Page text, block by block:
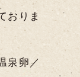
おりま
泉卵／